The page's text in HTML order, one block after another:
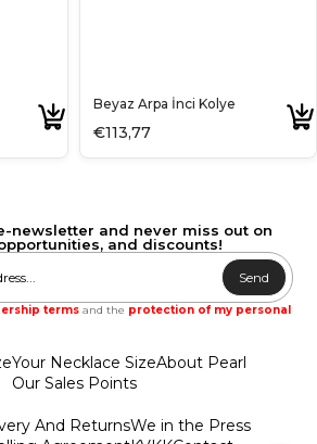
Beyaz Arpa İnci Kolye
€113,77
newsletter and never miss out on
and discounts!
Send
terms and the protection of my personal
Your Necklace SizeAbout Pearl
Our Sales Points
And ReturnsWe in the Press